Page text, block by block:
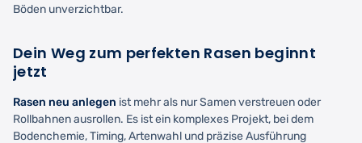
Böden unverzichtbar.
Dein Weg zum perfekten Rasen beginnt
jetzt
Rasen neu anlegen ist mehr als nur Samen verstreuen oder
Rollbahnen ausrollen. Es ist ein komplexes Projekt, bei dem
Bodenchemie, Timing, Artenwahl und präzise Ausführung